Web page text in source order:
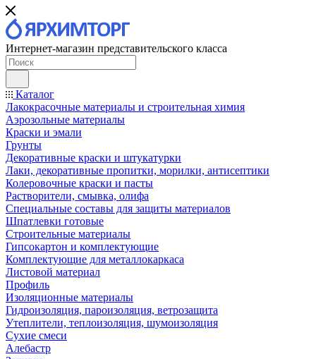
Интернет-магазин представительского класса
Каталог
Лакокрасочные материалы и строительная химия
Аэрозольные материалы
Краски и эмали
Грунты
Декоративные краски и штукатурки
Лаки, декоративные пропитки, морилки, антисептики
Колеровочные краски и пасты
Растворители, смывка, олифа
Специальные составы для защиты материалов
Шпатлевки готовые
Строительные материалы
Гипсокартон и комплектующие
Комплектующие для металлокаркаса
Листовой материал
Профиль
Изоляционные материалы
Гидроизоляция, пароизоляция, ветрозащита
Утеплители, теплоизоляция, шумоизоляция
Сухие смеси
Алебастр